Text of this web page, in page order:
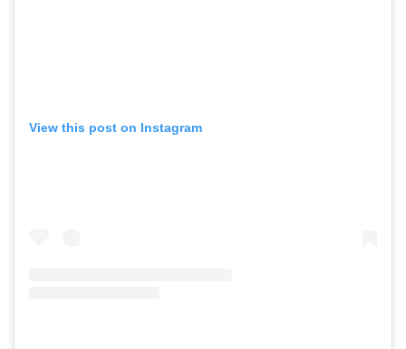
View this post on Instagram